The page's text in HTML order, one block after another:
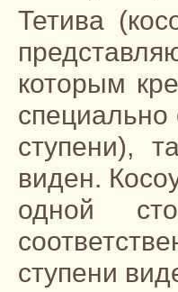
Тетива
которым
ступени),
виден.
одной
ступени